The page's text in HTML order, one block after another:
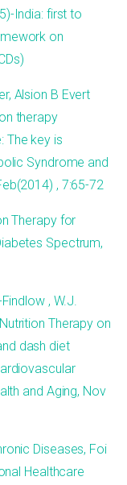
India: first to
on
Alsion B Evert
therapy
The key is
Syndrome and
, 7:65-72
Therapy for
Spectrum,
, W.J.
Therapy on
dash diet
and Aging, Nov
Diseases, Foi
Healthcare